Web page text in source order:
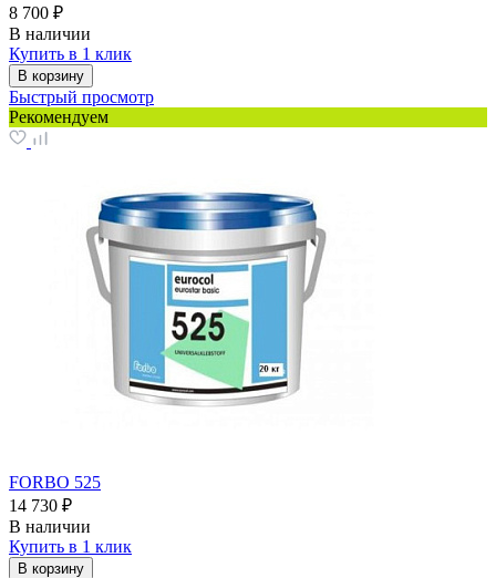
8 700 ₽
В наличии
Купить в 1 клик
В корзину
Быстрый просмотр
Рекомендуем
FORBO 525
14 730 ₽
В наличии
Купить в 1 клик
В корзину